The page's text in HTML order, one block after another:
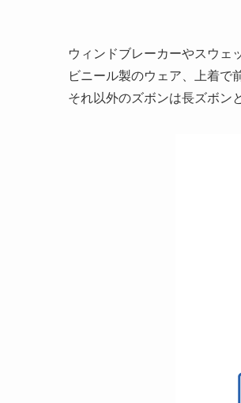
ウィンドブレーカーやスウェ
ビニール製のウェア、上着で
それ以外のズボンは長ズボン